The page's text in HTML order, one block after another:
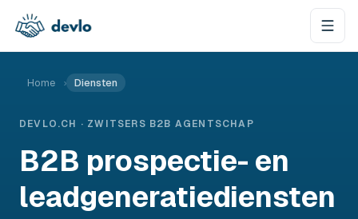
Home › Diensten
DEVLO.CH · ZWITSERS B2B AGENTSCHAP
B2B prospectie- en
leadgeneratiediensten